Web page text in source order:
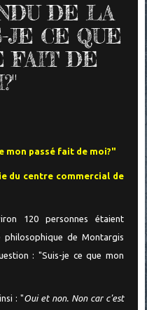
DE LA
JE CE QUE
FAIT DE
mon passé fait de moi?"
du centre commercial de
120 personnes étaient
de Montargis
: "Suis-je ce que mon
: "Oui et non. Non car c'est